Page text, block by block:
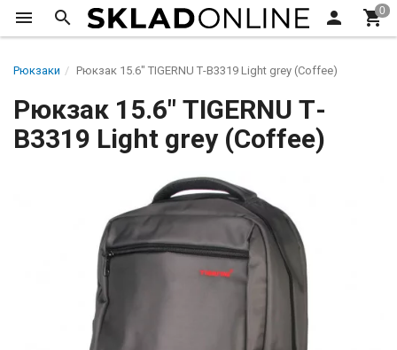
Рюкзаки Рюкзак 15.6" TIGERNU Т-В3319 Light grey (Coffee)
Рюкзак 15.6" TIGERNU Т-
В3319 Light grey (Coffee)